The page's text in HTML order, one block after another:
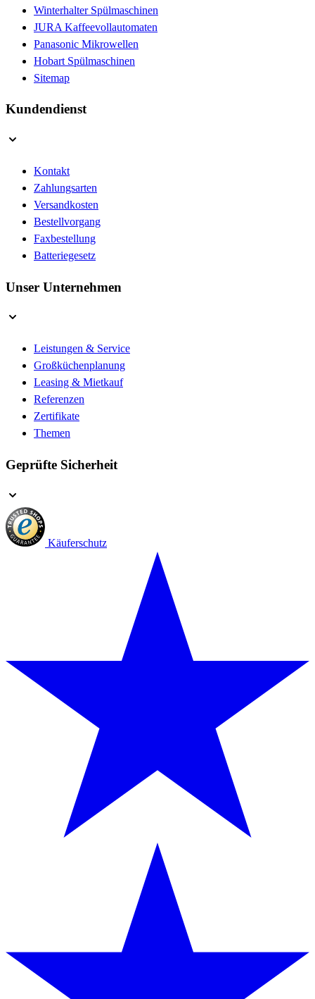
Winterhalter Spülmaschinen
JURA Kaffeevollautomaten
Panasonic Mikrowellen
Hobart Spülmaschinen
Sitemap
Kundendienst
Kontakt
Zahlungsarten
Versandkosten
Bestellvorgang
Faxbestellung
Batteriegesetz
Unser Unternehmen
Leistungen & Service
Großküchenplanung
Leasing & Mietkauf
Referenzen
Zertifikate
Themen
Geprüfte Sicherheit
Käuferschutz